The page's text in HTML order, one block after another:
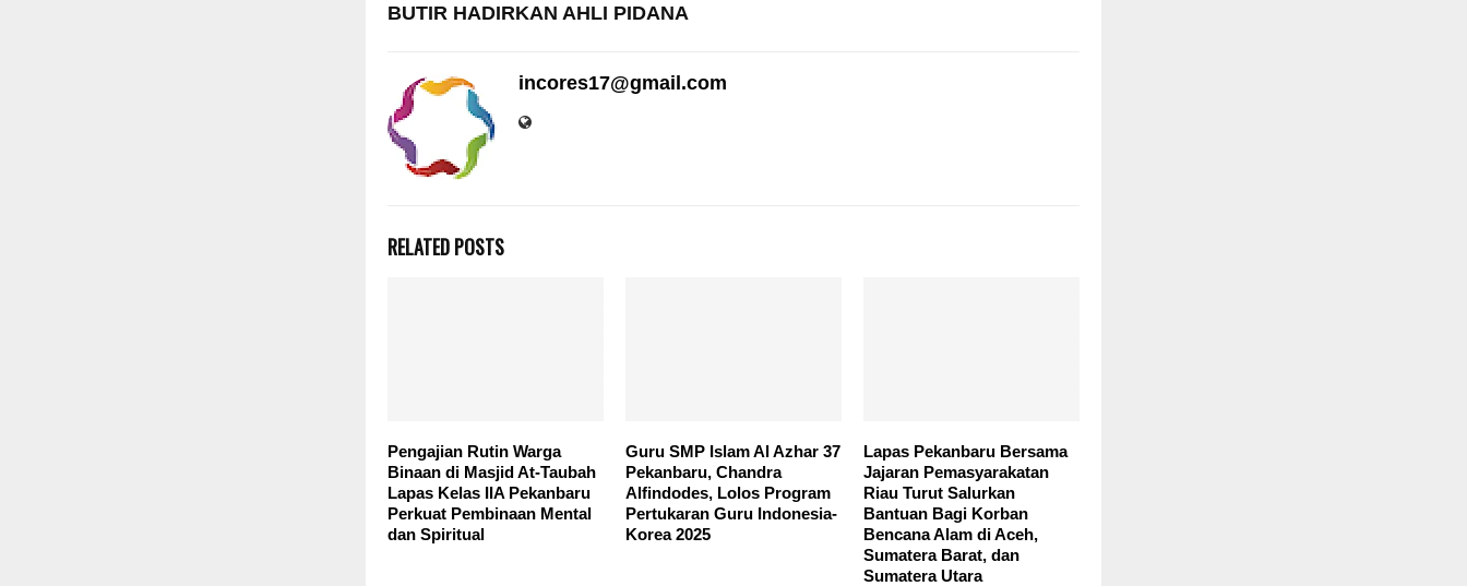
BUTIR HADIRKAN AHLI PIDANA
incores17@gmail.com
RELATED POSTS
Pengajian Rutin Warga
Binaan di Masjid At-Taubah
Lapas Kelas IIA Pekanbaru
Perkuat Pembinaan Mental
dan Spiritual
Guru SMP Islam Al Azhar 37
Pekanbaru, Chandra
Alfindodes, Lolos Program
Pertukaran Guru Indonesia-
Korea 2025
Lapas Pekanbaru Bersama
Jajaran Pemasyarakatan
Riau Turut Salurkan
Bantuan Bagi Korban
Bencana Alam di Aceh,
Sumatera Barat, dan
Sumatera Utara